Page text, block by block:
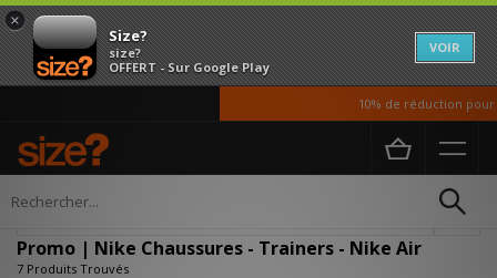
×
Size?
size?
OFFERT - Sur Google Play
VOIR
10% de réduction pour
Accueil Femme
Promo | Nike Chaussures - Trainers - Nike Air
7 Produits Trouvés